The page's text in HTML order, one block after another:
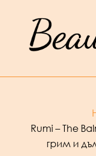
content
Rumi – The
грим и